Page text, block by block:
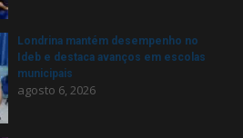
Londrina mantém desempenho no
Ideb e destaca avanços em escolas
municipais
agosto 6, 2026